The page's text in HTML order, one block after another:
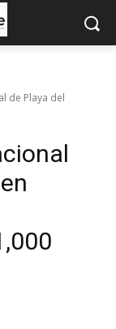
de Playa del